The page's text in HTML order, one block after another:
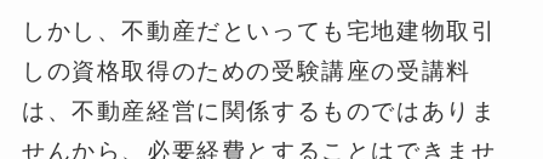
しかし、不動産だといっても宅地建物取引
しの資格取得のための受験講座の受講料
は、不動産経営に関係するものではありま
せんから、必要経費とすることはできませ